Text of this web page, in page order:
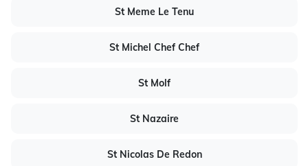
St Meme Le Tenu
St Michel Chef Chef
St Molf
St Nazaire
St Nicolas De Redon